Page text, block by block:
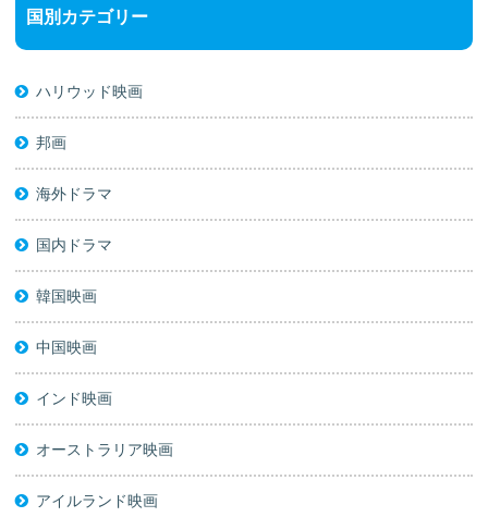
国別カテゴリー
ハリウッド映画
邦画
海外ドラマ
国内ドラマ
韓国映画
中国映画
インド映画
オーストラリア映画
アイルランド映画